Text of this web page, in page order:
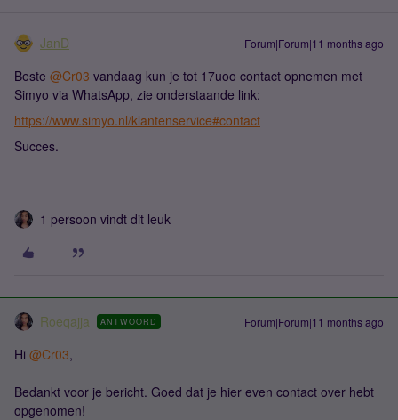
JanD Forum|Forum|11 months ago
Beste ​ @Cr03 vandaag kun je tot 17uoo contact opnemen met
Simyo via WhatsApp, zie onderstaande link:
https://www.simyo.nl/klantenservice#contact
Succes.
1 persoon vindt dit leuk
Roeqajja ANTWOORD Forum|Forum|11 months ago
Hi ​ @Cr03,
Bedankt voor je bericht. Goed dat je hier even contact over hebt
opgenomen!